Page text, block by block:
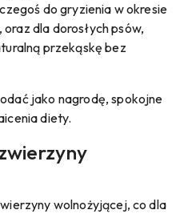
do gryzienia w okresie
dla dorosłych psów,
przekąskę bez
jako nagrodę, spokojne
diety.
wolnożyjącej, co dla